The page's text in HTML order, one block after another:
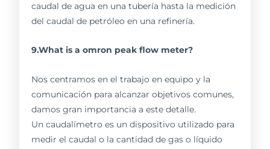
caudal de agua en una tubería hasta la medición
del caudal de petróleo en una refinería.
9.What is a omron peak flow meter?
Nos centramos en el trabajo en equipo y la
comunicación para alcanzar objetivos comunes,
damos gran importancia a este detalle.
Un caudalímetro es un dispositivo utilizado para
medir el caudal o la cantidad de gas o líquido